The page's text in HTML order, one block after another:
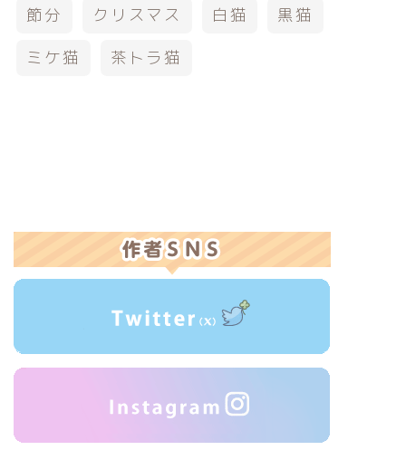
節分
クリスマス 白猫
黒猫
ミケ猫
茶トラ猫